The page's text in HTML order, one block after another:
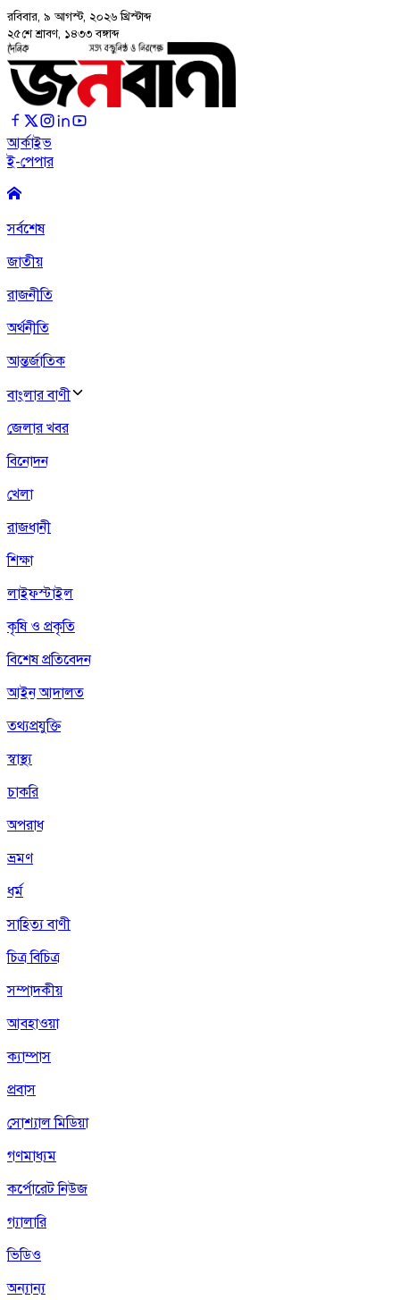
রবিবার, ৯ আগস্ট, ২০২৬ খ্রিস্টাব্দ
২৫শে শ্রাবণ, ১৪৩৩ বঙ্গাব্দ
আর্কাইভ
ই-পেপার
সর্বশেষ
জাতীয়
রাজনীতি
অর্থনীতি
আন্তর্জাতিক
বাংলার বাণী
জেলার খবর
বিনোদন
খেলা
রাজধানী
শিক্ষা
লাইফস্টাইল
কৃষি ও প্রকৃতি
বিশেষ প্রতিবেদন
আইন আদালত
তথ্যপ্রযুক্তি
স্বাস্থ্য
চাকরি
অপরাধ
ভ্রমণ
ধর্ম
সাহিত্য বাণী
চিত্র বিচিত্র
সম্পাদকীয়
আবহাওয়া
ক্যাম্পাস
প্রবাস
সোশ্যাল মিডিয়া
গণমাধ্যম
কর্পোরেট নিউজ
গ্যালারি
ভিডিও
অন্যান্য